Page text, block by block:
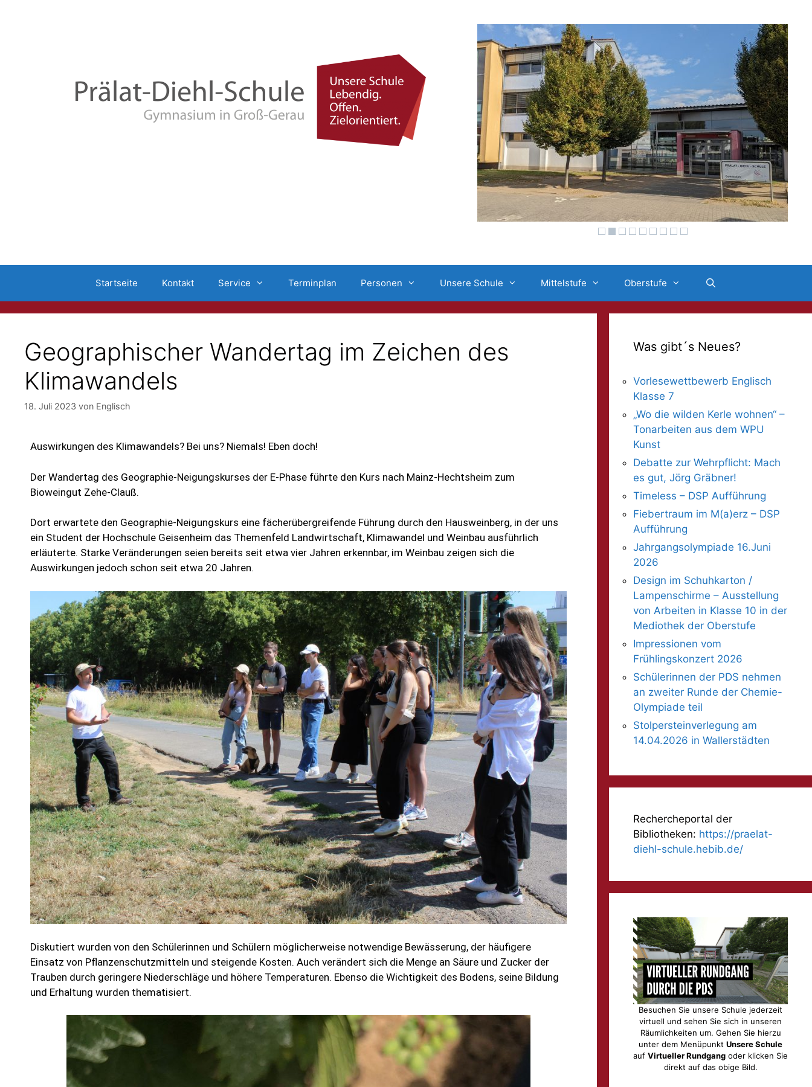
Startseite Kontakt Service Terminplan Personen Unsere Schule Mittelstufe Oberstufe
Geographischer Wandertag im Zeichen des
Klimawandels
18. Juli 2023 von Englisch
Auswirkungen des Klimawandels? Bei uns? Niemals! Eben doch!
Der Wandertag des Geographie-Neigungskurses der E-Phase führte den Kurs nach Mainz-Hechtsheim zum
Bioweingut Zehe-Clauß.
Dort erwartete den Geographie-Neigungskurs eine fächerübergreifende Führung durch den Hausweinberg, in der uns
ein Student der Hochschule Geisenheim das Themenfeld Landwirtschaft, Klimawandel und Weinbau ausführlich
erläuterte. Starke Veränderungen seien bereits seit etwa vier Jahren erkennbar, im Weinbau zeigen sich die
Auswirkungen jedoch schon seit etwa 20 Jahren.
Diskutiert wurden von den Schülerinnen und Schülern möglicherweise notwendige Bewässerung, der häufigere
Einsatz von Pflanzenschutzmitteln und steigende Kosten. Auch verändert sich die Menge an Säure und Zucker der
Trauben durch geringere Niederschläge und höhere Temperaturen. Ebenso die Wichtigkeit des Bodens, seine Bildung
und Erhaltung wurden thematisiert.
Was gibt´s Neues?
Vorlesewettbewerb Englisch
Klasse 7
„Wo die wilden Kerle wohnen“ –
Tonarbeiten aus dem WPU
Kunst
Debatte zur Wehrpflicht: Mach
es gut, Jörg Gräbner!
Timeless – DSP Aufführung
Fiebertraum im M(a)erz – DSP
Aufführung
Jahrgangsolympiade 16.Juni
2026
Design im Schuhkarton /
Lampenschirme – Ausstellung
von Arbeiten in Klasse 10 in der
Mediothek der Oberstufe
Impressionen vom
Frühlingskonzert 2026
Schülerinnen der PDS nehmen
an zweiter Runde der Chemie-
Olympiade teil
Stolpersteinverlegung am
14.04.2026 in Wallerstädten
Rechercheportal der
Bibliotheken: https://praelat-
diehl-schule.hebib.de/
Besuchen Sie unsere Schule jederzeit
virtuell und sehen Sie sich in unseren
Räumlichkeiten um. Gehen Sie hierzu
unter dem Menüpunkt Unsere Schule
auf Virtueller Rundgang oder klicken Sie
direkt auf das obige Bild.